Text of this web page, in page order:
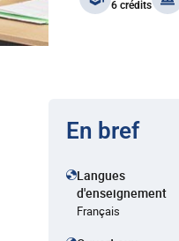
6 crédits
En bref
Langues
d'enseignement
Français